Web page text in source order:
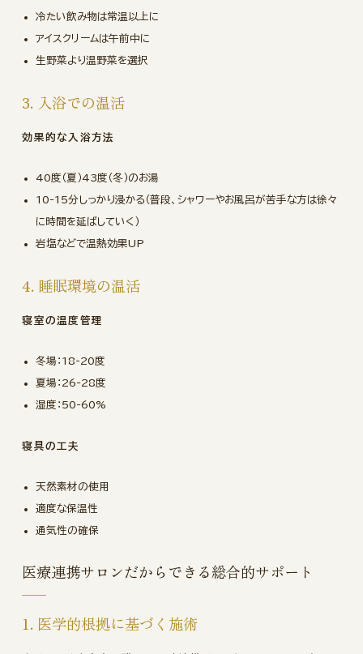
冷たい飲み物は常温以上に
アイスクリームは午前中に
生野菜より温野菜を選択
3. 入浴での温活
効果的な入浴方法
40度（夏）43度（冬）のお湯
10-15分しっかり浸かる（普段、シャワーやお風呂が苦手な方は徐々
に時間を延ばしていく）
岩塩などで温熱効果UP
4. 睡眠環境の温活
寝室の温度管理
冬場：18-20度
夏場：26-28度
湿度：50-60%
寝具の工夫
天然素材の使用
適度な保温性
通気性の確保
医療連携サロンだからできる総合的サポート
1. 医学的根拠に基づく施術